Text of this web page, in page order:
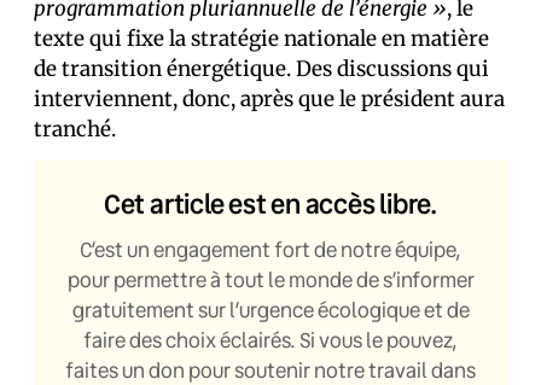
programmation pluriannuelle de l’énergie », le
texte qui fixe la stratégie nationale en matière
de transition énergétique. Des discussions qui
interviennent, donc, après que le président aura
tranché.
Cet article est en accès libre.
C’est un engagement fort de notre équipe,
pour permettre à tout le monde de s’informer
gratuitement sur l’urgence écologique et de
faire des choix éclairés. Si vous le pouvez,
faites un don pour soutenir notre travail dans